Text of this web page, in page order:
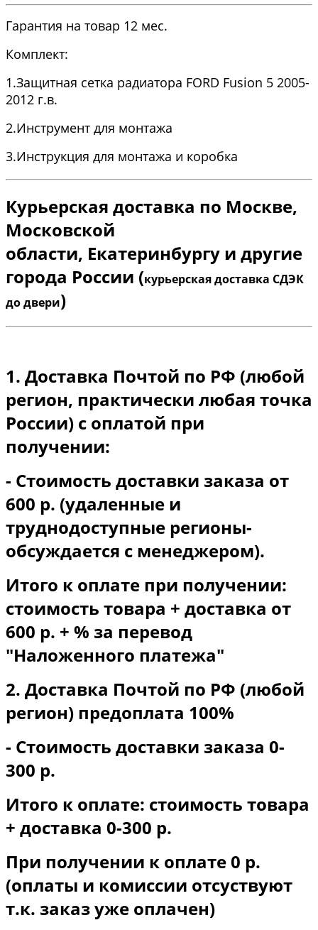
Гарантия на товар 12 мес.
Комплект:
1.Защитная сетка радиатора FORD Fusion 5 2005-
2012 г.в.
2.Инструмент для монтажа
3.Инструкция для монтажа и коробка
Курьерская доставка по Москве,
Московской
области, Екатеринбургу и другие
города России (курьерская доставка СДЭК
до двери)
1. Доставка Почтой по РФ (любой
регион, практически любая точка
России) с оплатой при
получении:
- Стоимость доставки заказа от
600 р. (удаленные и
труднодоступные регионы-
обсуждается с менеджером).
Итого к оплате при получении:
стоимость товара + доставка от
600 р. + % за перевод
"Наложенного платежа"
2. Доставка Почтой по РФ (любой
регион) предоплата 100%
- Стоимость доставки заказа 0-
300 р.
Итого к оплате: стоимость товара
+ доставка 0-300 р.
При получении к оплате 0 р.
(оплаты и комиссии отсуствуют
т.к. заказ уже оплачен)